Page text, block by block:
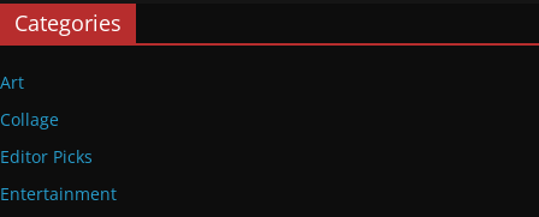
Categories
Art
Collage
Editor Picks
Entertainment